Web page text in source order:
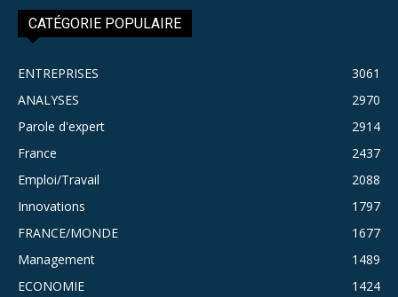
CATÉGORIE POPULAIRE
ENTREPRISES
3061
ANALYSES
2970
Parole d'expert
2914
France
2437
Emploi/Travail
2088
Innovations
1797
FRANCE/MONDE
1677
Management
1489
ECONOMIE
1424